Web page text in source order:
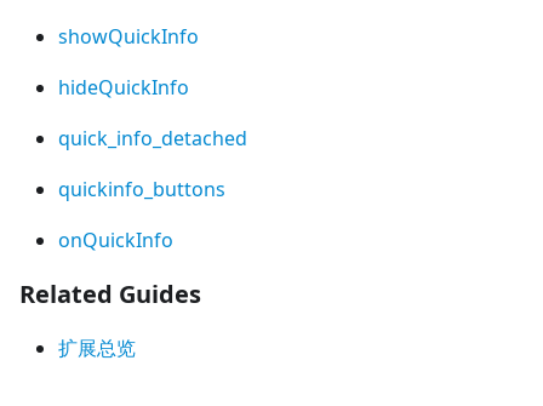
showQuickInfo
hideQuickInfo
quick_info_detached
quickinfo_buttons
onQuickInfo
Related Guides
扩展总览